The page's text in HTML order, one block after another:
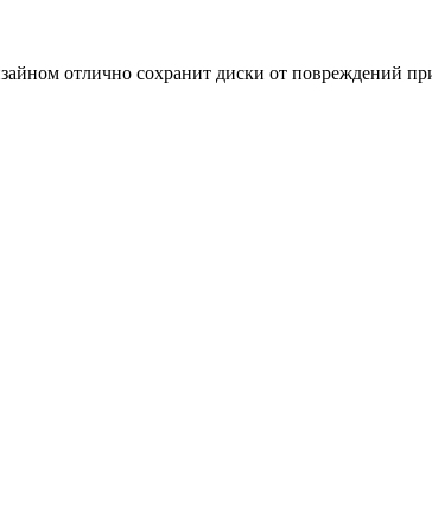
отлично сохранит диски от повреждений